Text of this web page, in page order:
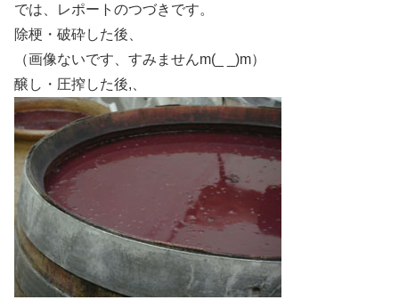
では、レポートのつづきです。
除梗・破砕した後、
（画像ないです、すみませんm(_ _)m）
醸し・圧搾した後,、